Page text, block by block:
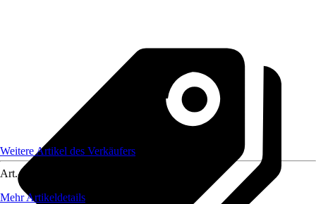
Weitere Artikel des Verkäufers
Art.-Nr.
Mehr Artikeldetails